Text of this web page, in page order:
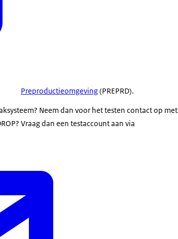
Preproductieomgeving(PREPRD).
Neem dan voor het testen contact op met
Vraag dan een testaccount aan via